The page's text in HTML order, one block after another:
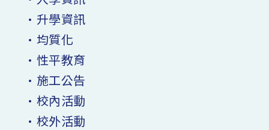
•升學資訊
•均質化
•性平教育
•施工公告
•校內活動
•校外活動